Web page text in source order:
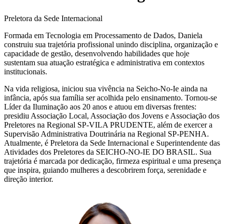
Preletora da Sede Internacional
Formada em Tecnologia em Processamento de Dados, Daniela
construiu sua trajetória profissional unindo disciplina, organização e
capacidade de gestão, desenvolvendo habilidades que hoje
sustentam sua atuação estratégica e administrativa em contextos
institucionais.
Na vida religiosa, iniciou sua vivência na Seicho-No-Ie ainda na
infância, após sua família ser acolhida pelo ensinamento. Tornou-se
Líder da Iluminação aos 20 anos e atuou em diversas frentes:
presidiu Associação Local, Associação dos Jovens e Associação dos
Preletores na Regional SP-VILA PRUDENTE, além de exercer a
Supervisão Administrativa Doutrinária na Regional SP-PENHA.
Atualmente, é Preletora da Sede Internacional e Superintendente das
Atividades dos Preletores da SEICHO-NO-IE DO BRASIL. Sua
trajetória é marcada por dedicação, firmeza espiritual e uma presença
que inspira, guiando mulheres a descobrirem força, serenidade e
direção interior.